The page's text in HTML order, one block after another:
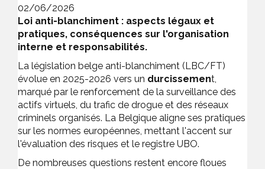
02/06/2026
Loi anti-blanchiment : aspects légaux et
pratiques, conséquences sur l'organisation
interne et responsabilités.
La législation belge anti-blanchiment (LBC/FT)
évolue en 2025-2026 vers un durcissement,
marqué par le renforcement de la surveillance des
actifs virtuels, du trafic de drogue et des réseaux
criminels organisés. La Belgique aligne ses pratiques
sur les normes européennes, mettant l'accent sur
l'évaluation des risques et le registre UBO.
De nombreuses questions restent encore floues